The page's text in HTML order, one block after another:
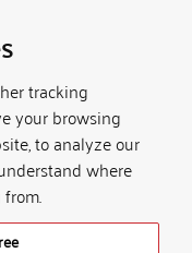
tracking
your browsing
to analyze our
where